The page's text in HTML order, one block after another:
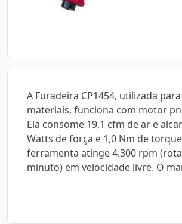
A Furadeira CP1454, utilizada
materiais, funciona com motor
Ela consome 19,1 cfm de ar e
Watts de força e 1,0 Nm de
ferramenta atinge 4.300 rpm
minuto) em velocidade livre. O